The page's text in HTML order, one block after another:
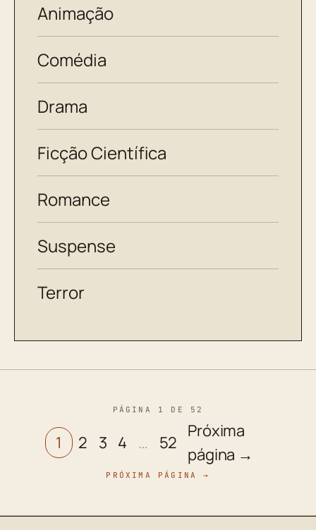
Animação
Comédia
Drama
Ficção Científica
Romance
Suspense
Terror
PÁGINA 1 DE 52
1 2 3 4 … 52
Próxima
página →
PRÓXIMA PÁGINA →